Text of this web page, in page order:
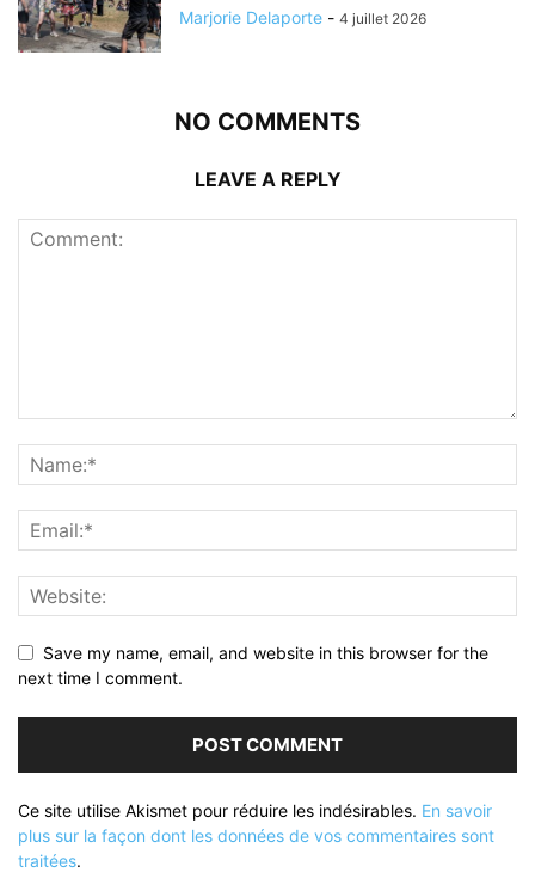
Marjorie Delaporte - 4 juillet 2026
NO COMMENTS
LEAVE A REPLY
Save my name, email, and website in this browser for the
next time I comment.
Ce site utilise Akismet pour réduire les indésirables. En savoir
plus sur la façon dont les données de vos commentaires sont
traitées.